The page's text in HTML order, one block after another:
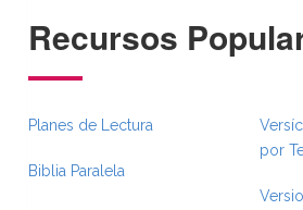
Recursos
Planes de Lectura
Biblia Paralela
por